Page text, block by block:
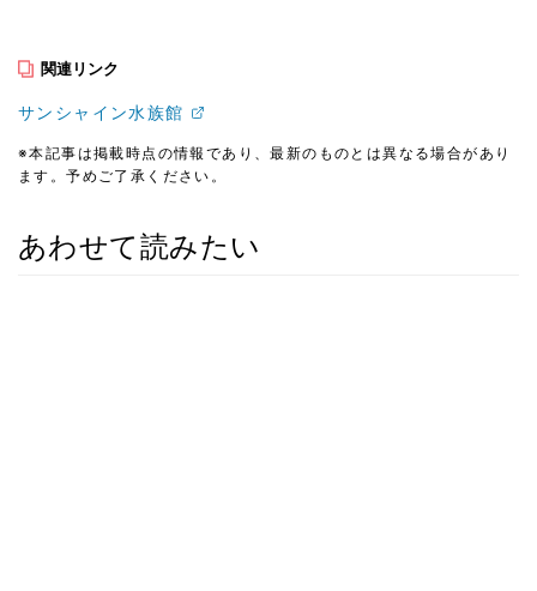
関連リンク
サンシャイン水族館
※本記事は掲載時点の情報であり、最新のものとは異なる場合があり
ます。予めご了承ください。
あわせて読みたい